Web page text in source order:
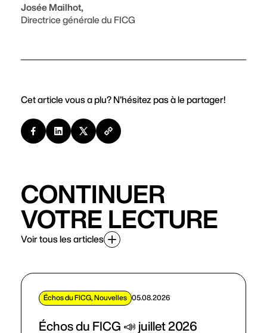
Josée Mailhot,
Directrice générale du FICG
Cet article vous a plu? N’hésitez pas à le partager!
CONTINUER
VOTRE LECTURE
Voir tous les articles
Échos du FICG, Nouvelles 05.08.2026
Échos du FICG 📣 juillet 2026